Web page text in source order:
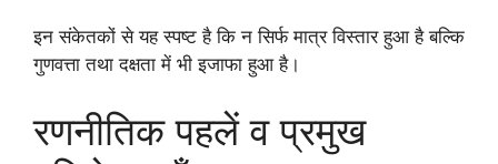
इन संकेतकों से यह स्पष्ट है कि न सिर्फ मात्र विस्तार हुआ है बल्कि
गुणवत्ता तथा दक्षता में भी इजाफा हुआ है।
रणनीतिक पहलें व प्रमुख